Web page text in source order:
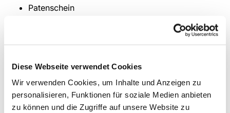
Diese Webseite verwendet Cookies
Wir verwenden Cookies, um Inhalte und Anzeigen zu
personalisieren, Funktionen für soziale Medien anbieten
zu können und die Zugriffe auf unsere Website zu
Patenschein
Mitgliedbescheinigung(Pfarramtliches Zeugnis)
Gemeindebüro. Ein Anruf oder die Beantragung per E-
Mail oder direkt über das Kontaktformular genügt - Sie
können sie dann abholen oder sie werden Ihnen
zugeschickt!